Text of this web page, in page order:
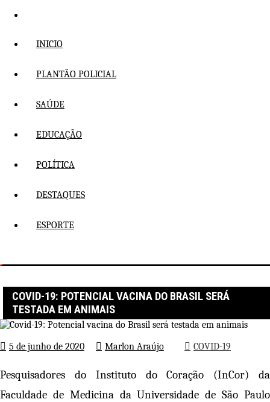
Pular
conteúdo INICIO
PLANTÃO POLICIAL
SAÚDE
EDUCAÇÃO
POLÍTICA
DESTAQUES
ESPORTE
COVID-19: POTENCIAL VACINA DO BRASIL SERÁ
TESTADA EM ANIMAIS
5 de junho de 2020 Marlon Araújo COVID-19
Pesquisadores do Instituto do Coração (InCor) da
Faculdade de Medicina da Universidade de São Paulo